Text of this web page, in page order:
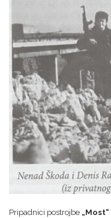
Pripadnici postrojbe „Most“